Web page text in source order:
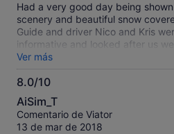
Had a very good day being
scenery and beautiful snow
Guide and driver Nico and Kris
informative and looked after us
covered beach was surreal. Highly
Ver más
8.0/10
8.0
sobre
10
AiSim_T
Comentario de Viator
13 de mar de 2018